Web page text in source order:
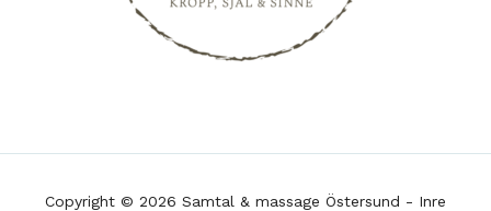
Copyright © 2026 Samtal & massage Östersund - Inre